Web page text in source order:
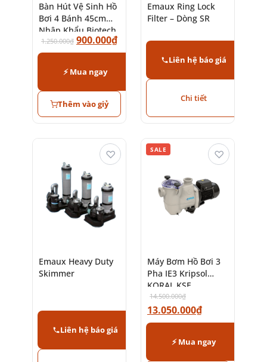
Bàn Hút Vệ Sinh Hồ
Bơi 4 Bánh 45cm
Nhập Khẩu Biotech
Pool
1.250.000₫ 900.000₫
⚡ Mua ngay
Thêm vào giỷ
Emaux Ring Lock
Filter – Dòng SR
Liên hệ báo giá
Chi tiết
Emaux Heavy Duty
Skimmer
Liên hệ báo giá
♡ SALE
Máy Bơm Hồ Bơi 3
Pha IE3 Kripsol
KORAL KSE
14.500.000₫
13.050.000₫
⚡ Mua ngay
♡